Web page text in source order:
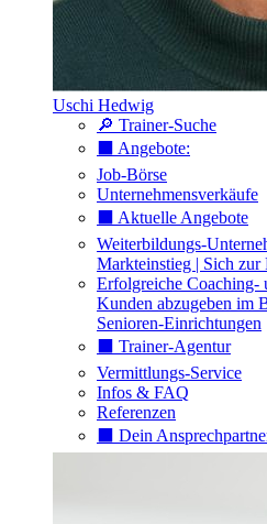
Uschi Hedwig
🔎 Trainer-Suche
⬛️ Angebote:
Job-Börse
Unternehmensverkäufe
⬛️ Aktuelle Angebote
Weiterbildungs-
Markteinstieg | Sich zur
Erfolgreiche Coaching-
Kunden abzugeben im
Senioren-Einrichtungen
⬛️ Trainer-Agentur
Vermittlungs-Service
Infos & FAQ
Referenzen
⬛️ Dein